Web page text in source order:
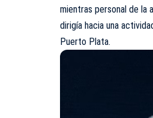
mientras personal de la
dirigía hacia una
Puerto Plata.